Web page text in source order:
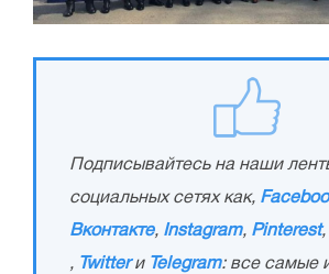
Подписывайтесь на наши
социальных сетях как,
Вконтакте, Instagram, Pinterest,
, Twitterи Telegram: все самые